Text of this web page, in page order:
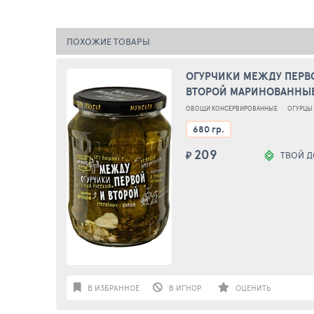
ПОХОЖИЕ ТОВАРЫ
ОГУРЧИКИ МЕЖДУ
ВТОРОЙ
НОВГОРОДСКИ С
ОВОЩИ КОНСЕРВИРОВАННЫЕ ОГУРЦЫ
680 гр.
₽ 209 ТВОЙ
В ИЗБРАННОЕ В ИГНОР ОЦЕНИТЬ